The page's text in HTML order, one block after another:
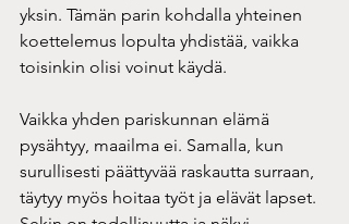
yksin. Tämän parin kohdalla yhteinen
koettelemus lopulta yhdistää, vaikka
toisinkin olisi voinut käydä.
Vaikka yhden pariskunnan elämä
pysähtyy, maailma ei. Samalla, kun
surullisesti päättyvää raskautta surraan,
täytyy myös hoitaa työt ja elävät lapset.